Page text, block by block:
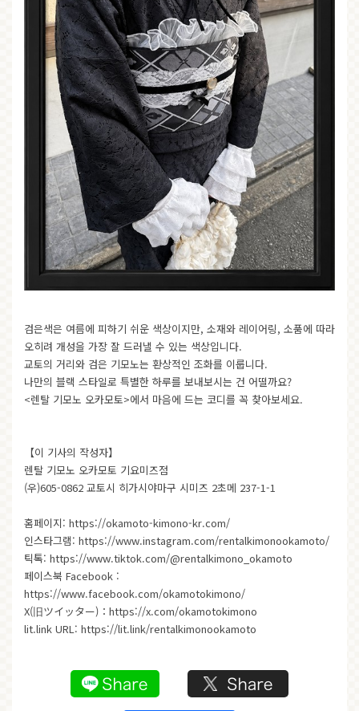
검은색은 여름에 피하기 쉬운 색상이지만, 소재와 레이어링, 소품에 따라
오히려 개성을 가장 잘 드러낼 수 있는 색상입니다.
교토의 거리와 검은 기모노는 환상적인 조화를 이룹니다.
나만의 블랙 스타일로 특별한 하루를 보내보시는 건 어떨까요?
<렌탈 기모노 오카모토>에서 마음에 드는 코디를 꼭 찾아보세요.
【이 기사의 작성자】
렌탈 기모노 오카모토 기요미즈점
(우)605-0862 교토시 히가시야마구 시미즈 2초메 237-1-1
홈페이지: https://okamoto-kimono-kr.com/
인스타그램: https://www.instagram.com/rentalkimonookamoto/
틱톡: https://www.tiktok.com/@rentalkimono_okamoto
페이스북 Facebook :
https://www.facebook.com/okamotokimono/
X(旧ツイッター)： https://x.com/okamotokimono
lit.link URL: https://lit.link/rentalkimonookamoto